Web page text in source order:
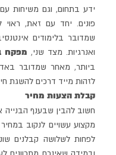
ידע בתחום, וגם משיחות
פונים. יחד עם זאת,
שמדובר בלימודים
ואנרגיות. מצד שני, מפקח
ביותר, מאחר שמדובר
לזהות מייד דרכים להשגת
קבלת הצעות מחיר
חשוב להבין שבענף הבנייה
מקצוע עשויים לנקוב
לפחות לשלושה קבלנים